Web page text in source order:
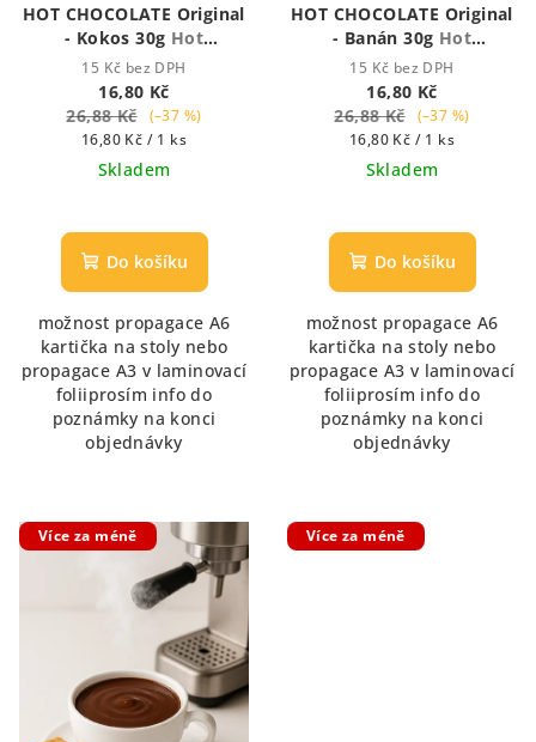
HOT CHOCOLATE Original
- Kokos 30g Hot
Chocolate - Houstnoucí
krémová čokoláda
15 Kč bez DPH
16,80 Kč
26,88 Kč
(–37 %)
Měrná
cena:
16,80 Kč / 1 ks
Skladem
hodnocení
produktu
z
5
hvězdiček.
Do košíku
možnost propagace A6
kartička na stoly nebo
propagace A3 v laminovací
foliiprosím info do
poznámky na konci
objednávky
HOT CHOCOLATE Original
- Banán 30g Hot
Chocolate - Houstnoucí
krémová čokoláda
15 Kč bez DPH
16,80 Kč
26,88 Kč
(–37 %)
Měrná
cena:
16,80 Kč / 1 ks
Skladem
hodnocení
produktu
z
5
hvězdiček.
Do košíku
možnost propagace A6
kartička na stoly nebo
propagace A3 v laminovací
foliiprosím info do
poznámky na konci
objednávky
Více za méně Více za méně